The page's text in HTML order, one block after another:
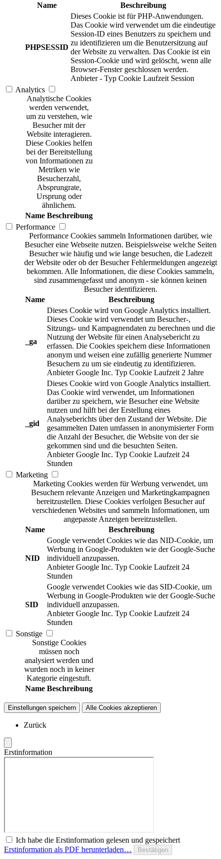
Name
Beschreibung
PHPSESSID
Dieses Cookie ist für PHP-Anwendungen.
Das Cookie wird verwendet um die eindeutige
Session-ID eines Benutzers zu speichern und
zu identifizieren um die Benutzersitzung auf
der Website zu verwalten. Das Cookie ist ein
Session-Cookie und wird gelöscht, wenn alle
Browser-Fenster geschlossen werden.
Anbieter - Typ Cookie Laufzeit Session
Analytics
Analytische Cookies
werden verwendet,
um zu verstehen, wie
Besucher mit der
Website interagieren.
Diese Cookies helfen
bei der Bereitstellung
von Informationen zu
Metriken wie
Besucherzahl,
Absprungrate,
Ursprung oder
ähnlichem.
Name Beschreibung
Performance
Performance Cookies sammeln Informationen darüber, wie
Besucher eine Webseite nutzen. Beispielsweise welche Seiten
Besucher wie häufig und wie lange besuchen, die Ladezeit
der Website oder ob der Besucher Fehlermeldungen angezeigt
bekommen. Alle Informationen, die diese Cookies sammeln,
sind zusammengefasst und anonym - sie können keinen
Besucher identifizieren.
Name
Beschreibung
_ga
Dieses Cookie wird von Google Analytics installiert.
Dieses Cookie wird verwendet um Besucher-,
Sitzungs- und Kampagnendaten zu berechnen und die
Nutzung der Website für einen Analysebericht zu
erfassen. Die Cookies speichern diese Informationen
anonym und weisen eine zufällig generierte Nummer
Besuchern zu um sie eindeutig zu identifizieren.
Anbieter Google Inc. Typ Cookie Laufzeit 2 Jahre
_gid
Dieses Cookie wird von Google Analytics installiert.
Das Cookie wird verwendet, um Informationen
darüber zu speichern, wie Besucher eine Website
nutzen und hilft bei der Erstellung eines
Analyseberichts über den Zustand der Website. Die
gesammelten Daten umfassen in anonymisierter Form
die Anzahl der Besucher, die Website von der sie
gekommen sind und die besuchten Seiten.
Anbieter Google Inc. Typ Cookie Laufzeit 24
Stunden
Marketing
Marketing Cookies werden für Werbung verwendet, um
Besuchern relevante Anzeigen und Marketingkampagnen
bereitzustellen. Diese Cookies verfolgen Besucher auf
verschiedenen Websites und sammeln Informationen, um
angepasste Anzeigen bereitzustellen.
Name
Beschreibung
NID
Google verwendet Cookies wie das NID-Cookie, um
Werbung in Google-Produkten wie der Google-Suche
individuell anzupassen.
Anbieter Google Inc. Typ Cookie Laufzeit 24
Stunden
SID
Google verwendet Cookies wie das SID-Cookie, um
Werbung in Google-Produkten wie der Google-Suche
individuell anzupassen.
Anbieter Google Inc. Typ Cookie Laufzeit 24
Stunden
Sonstige
Sonstige Cookies
müssen noch
analysiert werden und
wurden noch in keiner
Kategorie eingestuft.
Name Beschreibung
Einstellungen speichern Alle Cookies akzeptieren
Zurück
Erstinformation
Ich habe die Erstinformation gelesen und gespeichert
Erstinformation als PDF herunterladen…
Bestätigen